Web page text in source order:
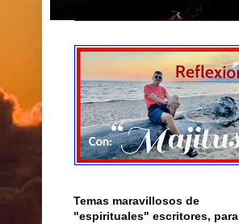
Temas maravillosos de
"espirituales" escritores, para